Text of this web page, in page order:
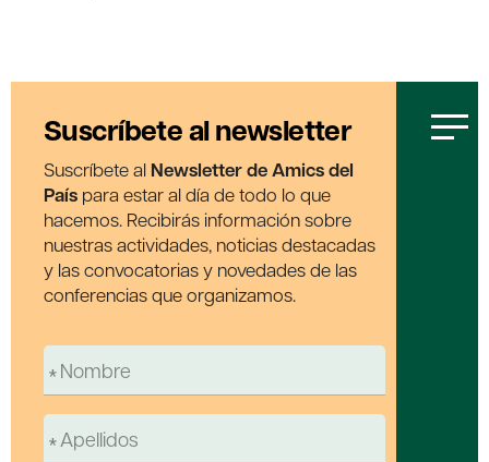
Suscríbete al newsletter
Suscríbete al Newsletter de Amics del
País para estar al día de todo lo que
hacemos. Recibirás información sobre
nuestras actividades, noticias destacadas
y las convocatorias y novedades de las
conferencias que organizamos.